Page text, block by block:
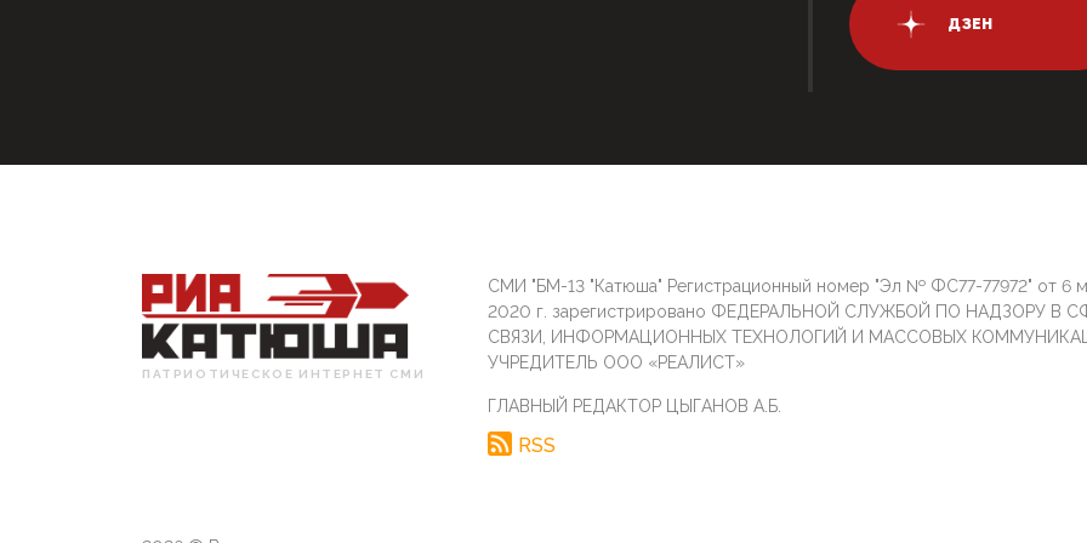
ДЗЕН
ПАТРИОТИЧЕСКОЕ ИНТЕРНЕТ СМИ
СМИ "БМ-13 "Катюша" Регистрационный номер "Эл № ФС77-77972" от 6
2020 г. зарегистрировано ФЕДЕРАЛЬНОЙ СЛУЖБОЙ ПО НАДЗОРУ В
СВЯЗИ, ИНФОРМАЦИОННЫХ ТЕХНОЛОГИЙ И МАССОВЫХ
УЧРЕДИТЕЛЬ ООО «РЕАЛИСТ»
ГЛАВНЫЙ РЕДАКТОР ЦЫГАНОВ А.Б.
RSS